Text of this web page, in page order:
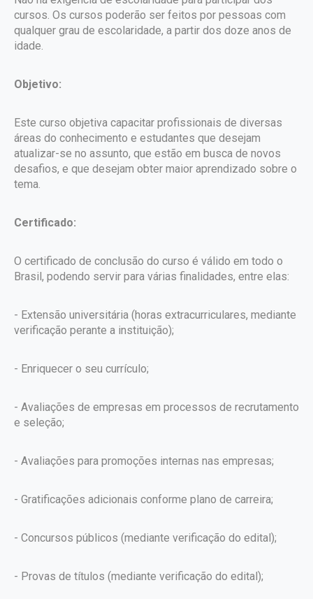
cursos. Os cursos poderão ser feitos por pessoas com
qualquer grau de escolaridade, a partir dos doze anos de
idade.
Objetivo:
Este curso objetiva capacitar profissionais de diversas
áreas do conhecimento e estudantes que desejam
atualizar-se no assunto, que estão em busca de novos
desafios, e que desejam obter maior aprendizado sobre o
tema.
Certificado:
O certificado de conclusão do curso é válido em todo o
Brasil, podendo servir para várias finalidades, entre elas:
- Extensão universitária (horas extracurriculares, mediante
verificação perante a instituição);
- Enriquecer o seu currículo;
- Avaliações de empresas em processos de recrutamento
e seleção;
- Avaliações para promoções internas nas empresas;
- Gratificações adicionais conforme plano de carreira;
- Concursos públicos (mediante verificação do edital);
- Provas de títulos (mediante verificação do edital);